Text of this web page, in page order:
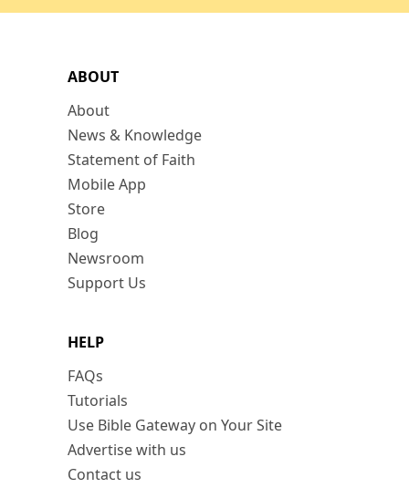
ABOUT
About
News & Knowledge
Statement of Faith
Mobile App
Store
Blog
Newsroom
Support Us
HELP
FAQs
Tutorials
Use Bible Gateway on Your Site
Advertise with us
Contact us